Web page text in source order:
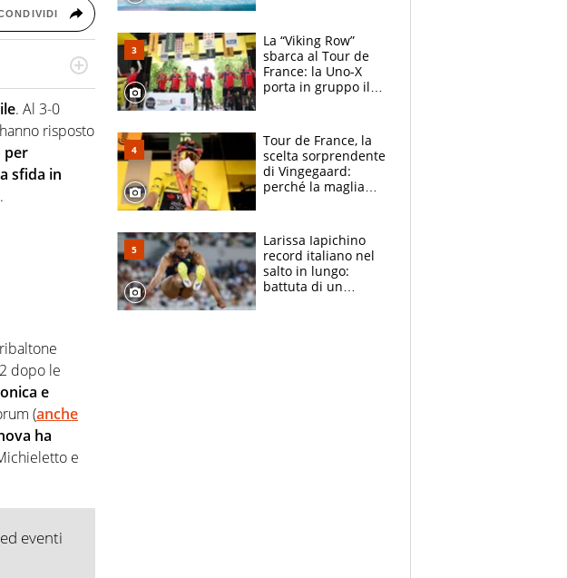
lui ne
delle
. Al 3-0
risposto
per
sfida in
dopo le
e
(anche
ha
e
eventi
mirino
La “Viking Row”
sbarca al Tour de
France: la Uno-X
porta in gruppo il
compagni
Tour de France, la
scelta sorprendente
di Vingegaard:
perché la maglia
rischio da evitare
Larissa Iapichino
record italiano nel
salto in lungo:
battuta di un